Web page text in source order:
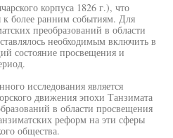
корпуса 1826 г.), что
к более ранним событиям. Для
преобразований в области
необходимым включить в
состояние просвещения и
исследования является
движения эпохи Танзимата
в области просвещения
реформ на эти сферы
общества.